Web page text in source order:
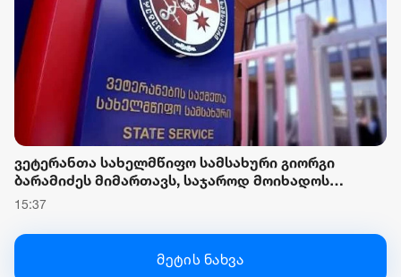
ვეტერანთა სახელმწიფო სამსახური გიორგი
ბარამიძეს მიმართავს, საჯაროდ მოიხადოს
ბოდიში და უარყოს მის მიერ გავრცელებული,
15:37
მეტის ნახვა